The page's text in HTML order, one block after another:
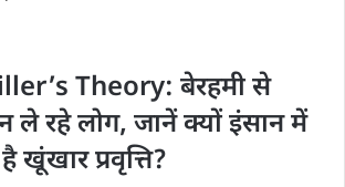
Theory: बेरहमी से
ले रहे लोग, जानें क्यों इंसान में
खूंखार प्रवृत्ति?